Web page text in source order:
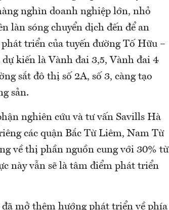
nghìn doanh nghiệp lớn, nhỏ
làn sóng chuyển dịch đến để an
triển của tuyến đường Tố Hữu –
kiến là Vành đai 3,5, Vành đai 4
sắt đô thị số 2A, số 3, càng tạo
sản.
nghiên cứu và tư vấn Savills Hà
các quận Bắc Từ Liêm, Nam Từ
về thị phần nguồn cung với 30% từ
này vẫn sẽ là tâm điểm phát triển
mở thêm hướng phát triển về phía